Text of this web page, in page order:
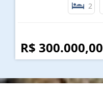
2
R$ 300.000,00